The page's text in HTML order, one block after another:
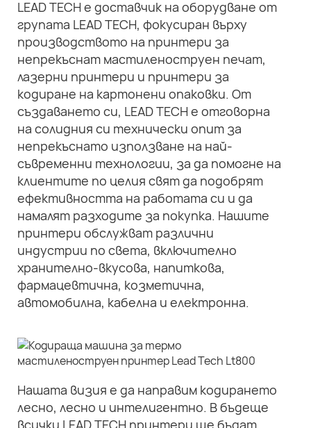
LEAD TECH е доставчик на оборудване от
групата LEAD TECH, фокусиран върху
производството на принтери за
непрекъснат мастиленоструен печат,
лазерни принтери и принтери за
кодиране на картонени опаковки. От
създаването си, LEAD TECH е отговорна
на солидния си технически опит за
непрекъснато използване на най-
съвременни технологии, за да помогне на
клиентите по целия свят да подобрят
ефективността на работата си и да
намалят разходите за покупка. Нашите
принтери обслужват различни
индустрии по света, включително
хранително-вкусова, напиткова,
фармацевтична, козметична,
автомобилна, кабелна и електронна.
Нашата визия е да направим кодирането
лесно, лесно и интелигентно. В бъдеще